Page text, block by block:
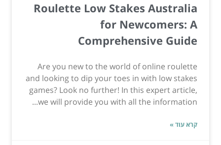
Roulette Low Stakes Australia
for Newcomers: A
Comprehensive Guide
Are you new to the world of online roulette
and looking to dip your toes in with low stakes
games? Look no further! In this expert article,
we will provide you with all the information...
קרא עוד »